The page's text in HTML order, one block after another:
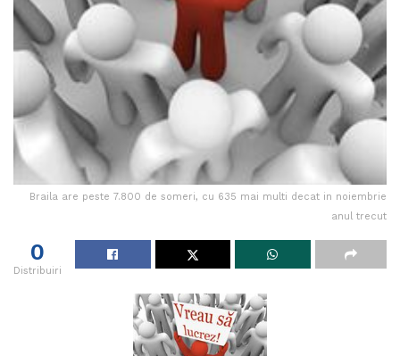
Braila are peste 7.800 de someri, cu 635 mai multi decat in noiembrie
anul trecut
0
Distribuiri